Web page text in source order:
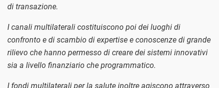
di transazione.
I canali multilaterali costituiscono poi dei luoghi di
confronto e di scambio di expertise e conoscenze di grande
rilievo che hanno permesso di creare dei sistemi innovativi
sia a livello finanziario che programmatico.
I fondi multilaterali per la salute inoltre agiscono attraverso